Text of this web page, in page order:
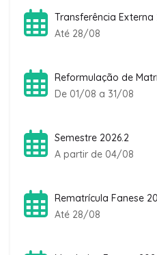
Transferência Externa
Até 28/08
Reformulação de
De 01/08 a 31/08
Semestre 2026.2
A partir de 04/08
Rematrícula Fanese
Até 28/08